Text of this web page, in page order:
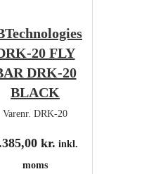
20 FLY
DRK-20
BLACK
Varenr. DRK-20
kr. inkl.
moms